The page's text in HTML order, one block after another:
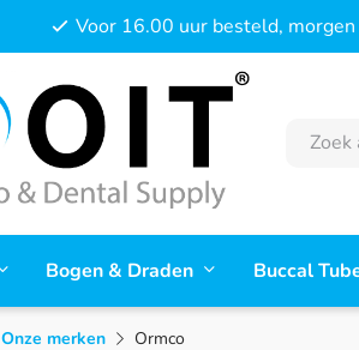
Voor 16.00 uur besteld, morgen
Bogen & Draden Buccal
Onze merken Ormco